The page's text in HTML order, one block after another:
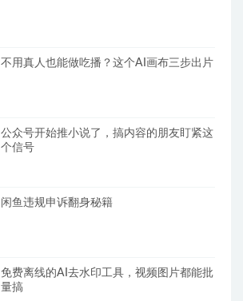
不用真人也能做吃播？这个AI画布三步出片
公众号开始推小说了，搞内容的朋友盯紧这
个信号
闲鱼违规申诉翻身秘籍
免费离线的AI去水印工具，视频图片都能批
量搞